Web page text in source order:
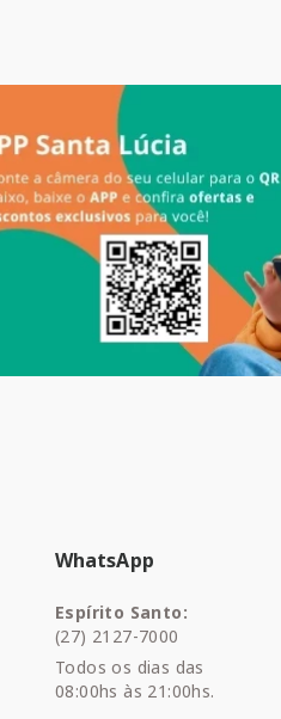
WhatsApp
Espírito Santo:
(27) 2127-7000
Todos os dias das
08:00hs às 21:00hs.